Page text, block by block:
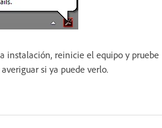
instalación, reinicie el equipo y pruebe
si ya puede verlo.